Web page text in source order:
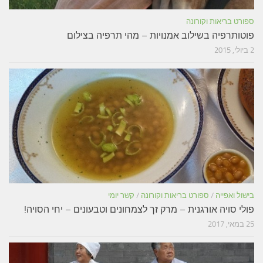
ספורט בריאות וקורונה
פוטותרפיה בשילוב אמנויות – מהי תרפיה בצילום
2 ביולי, 2015
בישול ואפייה / ספורט בריאות וקורונה / קשר יומי
פולי סויה אורגנית – מרק זך לצמחונים וטבעונים – יחי הסויה!
25 במאי, 2017